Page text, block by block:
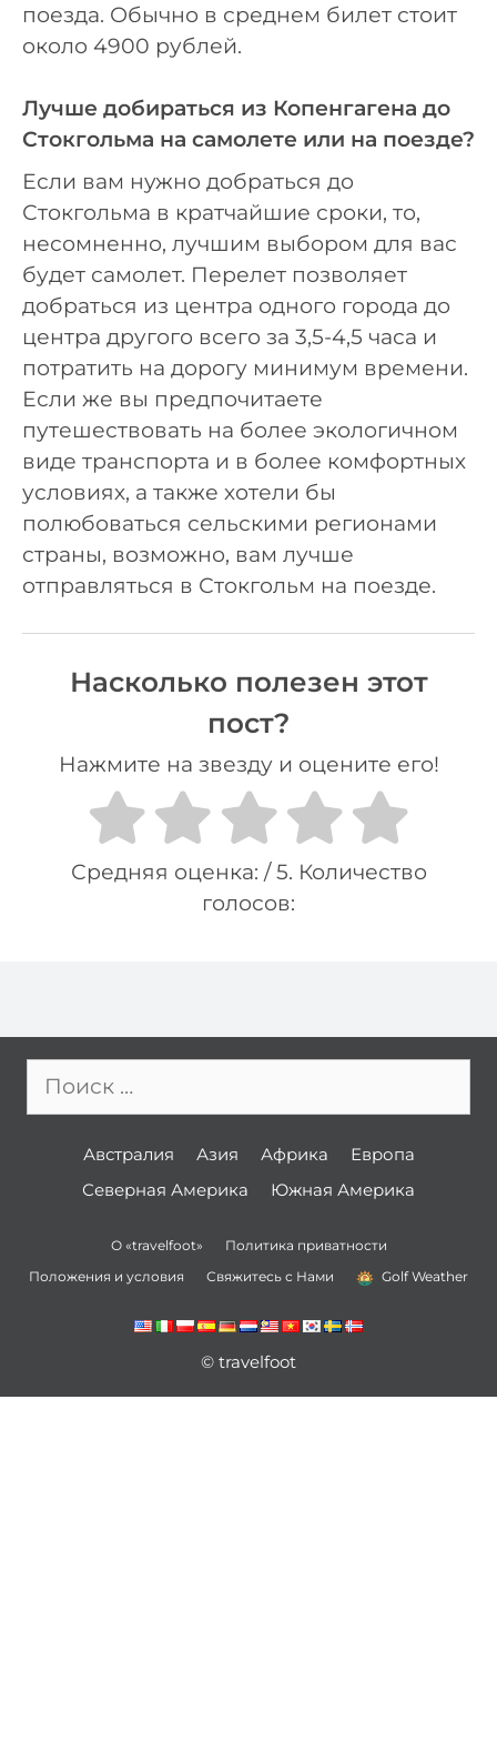
поезда. Обычно в среднем билет стоит
около 4900 рублей.
Лучше добираться из Копенгагена до
Стокгольма на самолете или на поезде?
Если вам нужно добраться до
Стокгольма в кратчайшие сроки, то,
несомненно, лучшим выбором для вас
будет самолет. Перелет позволяет
добраться из центра одного города до
центра другого всего за 3,5-4,5 часа и
потратить на дорогу минимум времени.
Если же вы предпочитаете
путешествовать на более экологичном
виде транспорта и в более комфортных
условиях, а также хотели бы
полюбоваться сельскими регионами
страны, возможно, вам лучше
отправляться в Стокгольм на поезде.
Насколько полезен этот
пост?
Нажмите на звезду и оцените его!
Средняя оценка: / 5. Количество
голосов:
Австралия Азия Африка
Европа
Северная Америка
Южная Америка
О «travelfoot»
Политика приватности
Положения и условия
Свяжитесь с Нами Golf Weather
© travelfoot